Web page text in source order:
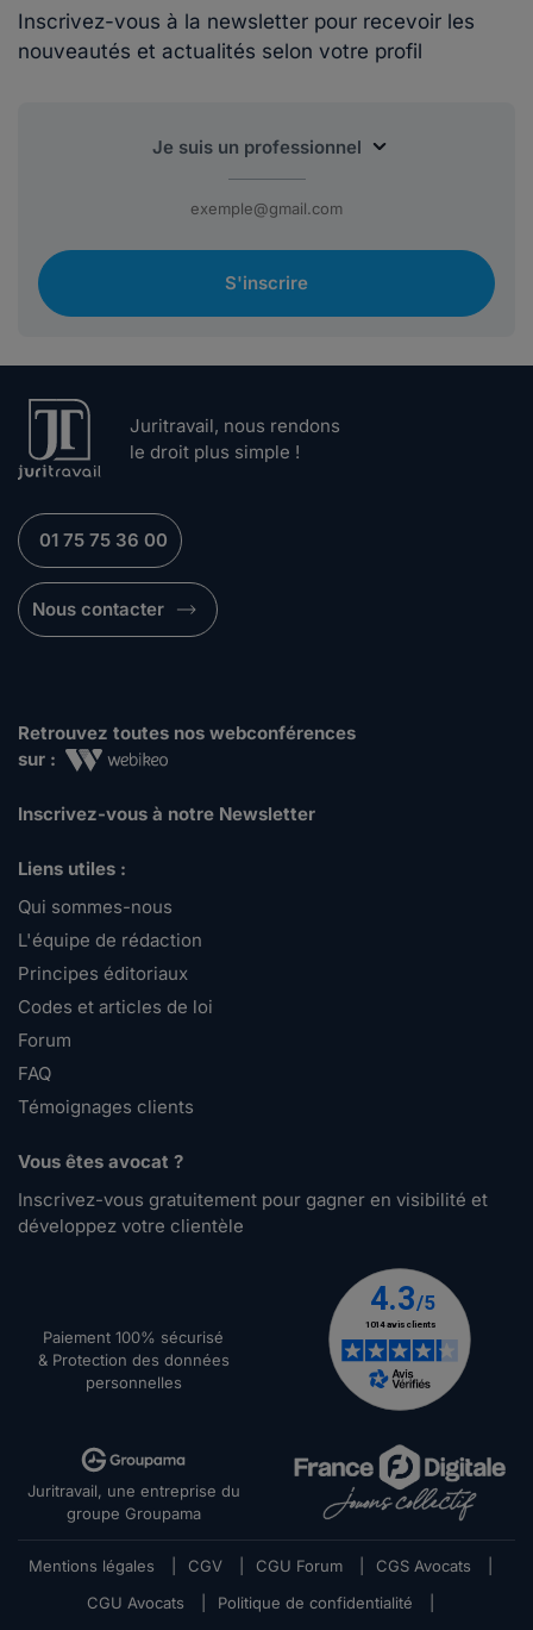
Inscrivez-vous à la newsletter pour recevoir les
nouveautés et actualités selon votre profil
S'inscrire
Juritravail, nous rendons
le droit plus simple !
01 75 75 36 00
Nous contacter
Retrouvez toutes nos webconférences
sur :
Inscrivez-vous à notre Newsletter
Liens utiles :
Qui sommes-nous
L'équipe de rédaction
Principes éditoriaux
Codes et articles de loi
Forum
FAQ
Témoignages clients
Vous êtes avocat ?
Inscrivez-vous gratuitement pour gagner en visibilité et
développez votre clientèle
Paiement 100% sécurisé
& Protection des données
personnelles
Juritravail, une entreprise du
groupe Groupama
Mentions légales CGV CGU Forum CGS Avocats
CGU Avocats
Politique de confidentialité